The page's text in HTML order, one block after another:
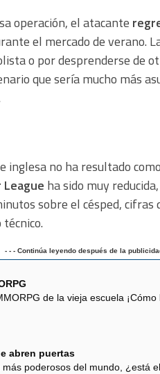
operación, el atacante
el mercado de verano.
o por desprenderse de
que sería mucho más
inglesa no ha resultado
ha sido muy
sobre el césped,
- - - Continúa leyendo después de la
de la vieja escuela
abren puertas
más poderosos del mundo, ¿está